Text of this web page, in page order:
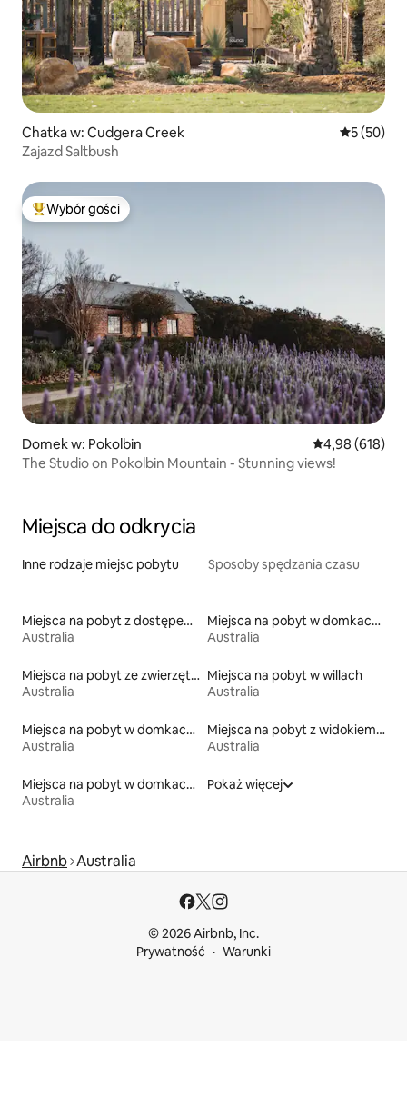
Chatka w: Cudgera Creek Średnia
5 (50)
Zajazd Saltbush
Najpopularniejsze z kategorii Wybór gości
Wybór gości
Domek w: Pokolbin Średnia
4,98 (618)
The Studio on Pokolbin Mountain - Stunning views!
Miejsca do odkrycia
Inne rodzaje miejsc pobytu Sposoby spędzania czasu
Miejsca na pobyt z dostępem do jeziora
Australia
Miejsca na pobyt w domkach parterowych
Australia
Miejsca na pobyt ze zwierzętami
Australia
Miejsca na pobyt w willach
Australia
Miejsca na pobyt w domkach ekologicznych na łonie przyrody
Australia
Miejsca na pobyt z widokiem na plażę
Australia
Miejsca na pobyt w domkach na drzewie
Australia
Pokaż więcej
Airbnb Australia
© 2026 Airbnb, Inc.
Prywatność
Warunki